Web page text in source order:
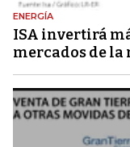
ENERGÍA
ISA invertirá
mercados de